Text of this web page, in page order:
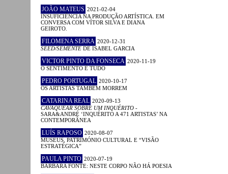
JOÃO MATEUS 2021-02-04
INSUFICIÊNCIA NA PRODUÇÃO ARTÍSTICA. EM
CONVERSA COM VÍTOR SILVA E DIANA
GEIROTO.
FILOMENA SERRA 2020-12-31
SEED/SEMENTE DE ISABEL GARCIA
VICTOR PINTO DA FONSECA 2020-11-19
O SENTIMENTO É TUDO
PEDRO PORTUGAL 2020-10-17
OS ARTISTAS TAMBÉM MORREM
CATARINA REAL 2020-09-13
CAVAQUEAR SOBRE UM INQUÉRITO -
SARA&ANDRÉ ‘INQUÉRITO A 471 ARTISTAS’ NA
CONTEMPORÂNEA
LUÍS RAPOSO 2020-08-07
MUSEUS, PATRIMÓNIO CULTURAL E “VISÃO
ESTRATÉGICA”
PAULA PINTO 2020-07-19
BÁRBARA FONTE: NESTE CORPO NÃO HÁ POESIA